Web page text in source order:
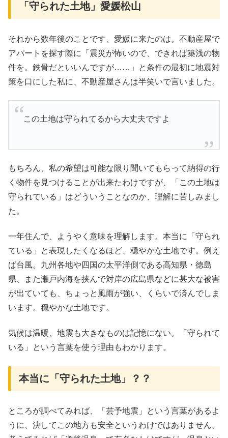
「守られた土地」愛媛松山
それから数年後のことです、愛媛に来たのは。不動産屋で
アパートを探す際に「震災が怖いので、できれば築浅の物
件を。鉄骨だといいんですが……」と条件の最初に地震対
策を口にした私に、不動産屋さんは半笑いで言いました。
この土地は守られてるから大丈夫ですよ
もちろん、私の希望は可能な限り聞いてもらって納得の行
く物件を見つけることが出来たわけですが、「この土地は
守られている」はどういうことなのか、理解に苦しみまし
た。
一年住んで、ようやく意味を理解します。本当に「守られ
ている」と表現したくなるほど、穏やかな土地です。例え
ば台風。九州各地や四国の太平洋側である高知県・徳島
県、また瀬戸内海を挟んで対岸の広島県などに甚大な被害
が出ていても、ちょっと風雨が強い、くらいで済んでしま
います。穏やかな土地です。
気候は温暖、地震も大きなものは記憶にない。「守られて
いる」という言葉を使う理由もわかります。
本当に「守られた土地」？？
ところが調べてみれば、「芸予地震」という言葉があるよ
うに、決してこの地方も安全というわけではありません。